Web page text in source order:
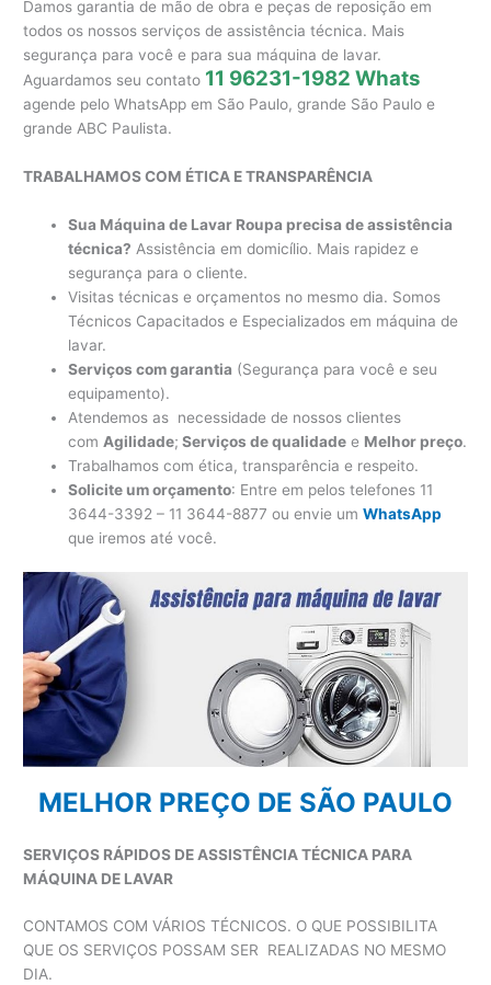
Damos garantia de mão de obra e peças de reposição em
todos os nossos serviços de assistência técnica. Mais
segurança para você e para sua máquina de lavar.
Aguardamos seu contato 11 96231-1982 Whats
agende pelo WhatsApp em São Paulo, grande São Paulo e
grande ABC Paulista.
TRABALHAMOS COM ÉTICA E TRANSPARÊNCIA
Sua Máquina de Lavar Roupa precisa de assistência
técnica? Assistência em domicílio. Mais rapidez e
segurança para o cliente.
Visitas técnicas e orçamentos no mesmo dia. Somos
Técnicos Capacitados e Especializados em máquina de
lavar.
Serviços com garantia (Segurança para você e seu
equipamento).
Atendemos as necessidade de nossos clientes
com Agilidade; Serviços de qualidade e Melhor preço.
Trabalhamos com ética, transparência e respeito.
Solicite um orçamento: Entre em pelos telefones 11
3644-3392 – 11 3644-8877 ou envie umWhatsApp
que iremos até você.
MELHOR PREÇO DE SÃO PAULO
SERVIÇOS RÁPIDOS DE ASSISTÊNCIA TÉCNICA PARA
MÁQUINA DE LAVAR
CONTAMOS COM VÁRIOS TÉCNICOS. O QUE POSSIBILITA
QUE OS SERVIÇOS POSSAM SER REALIZADAS NO MESMO
DIA.